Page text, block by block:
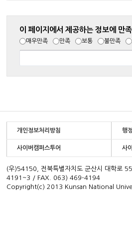
이 페이지에서 제공하는 정보에 만
매우만족 만족 보통 불만족
개인정보처리방침 행
사이버캠퍼스투어 사
(우)54150, 전북특별자치도 군산시 대학로
4191~3 / FAX. 063) 469-4194
Copyright(c) 2013 Kunsan National